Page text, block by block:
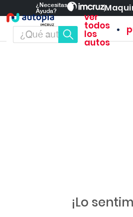
¿Necesitas
Ayuda?
ver
todos
los
autos
•
¡Lo